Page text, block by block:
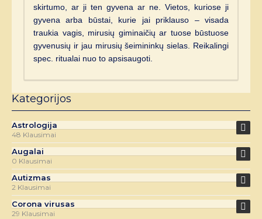
skirtumo, ar ji ten gyvena ar ne. Vietos, kuriose ji
gyvena arba būstai, kurie jai priklauso – visada
traukia vagis, mirusių giminaičių ar tuose būstuose
gyvenusių ir jau mirusių šeimininkų sielas. Reikalingi
spec. ritualai nuo to apsisaugoti.
Kategorijos
Astrologija
48 Klausimai
Augalai
0 Klausimai
Autizmas
2 Klausimai
Corona virusas
29 Klausimai